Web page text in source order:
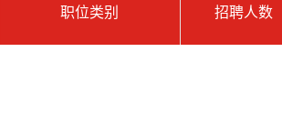
职位类别 招聘人数